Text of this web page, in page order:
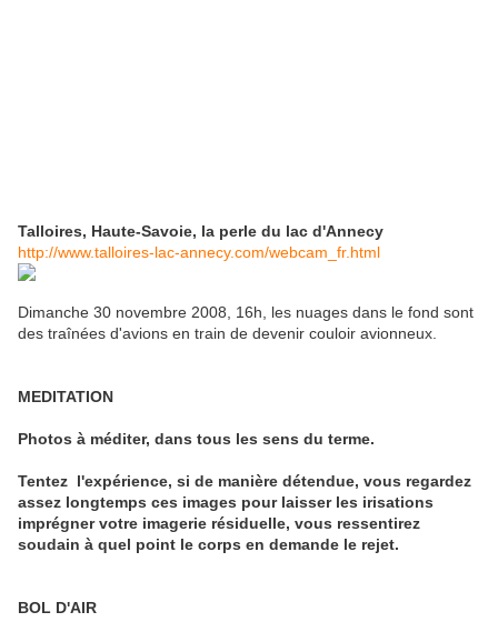
Talloires, Haute-Savoie, la perle du lac d'Annecy
http://www.talloires-lac-annecy.com/webcam_fr.html
Dimanche 30 novembre 2008, 16h, les nuages dans le fond sont
des traînées d'avions en train de devenir couloir avionneux.
MEDITATION
Photos à méditer, dans tous les sens du terme.
Tentez l'expérience, si de manière détendue, vous regardez
assez longtemps ces images pour laisser les irisations
imprégner votre imagerie résiduelle, vous ressentirez
soudain à quel point le corps en demande le rejet.
BOL D'AIR